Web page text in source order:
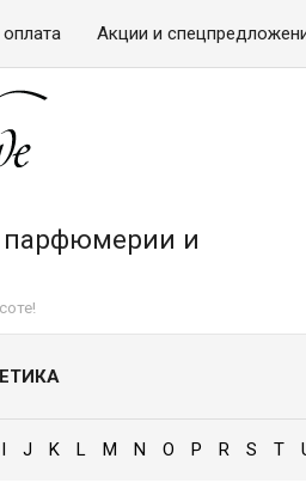
Акции и
парфюмерии и
I J K L M N O P R S T